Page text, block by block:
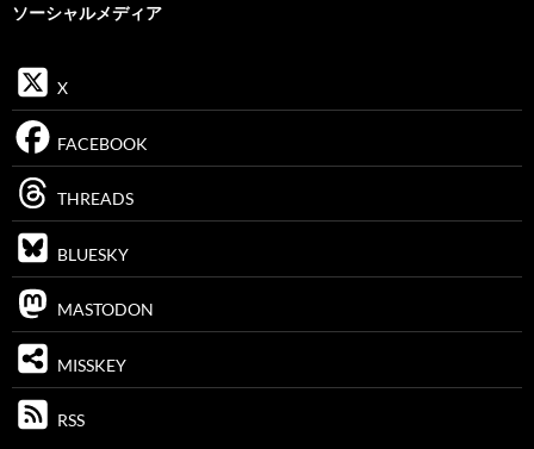
ソーシャルメディア
X
FACEBOOK
THREADS
BLUESKY
MASTODON
MISSKEY
RSS